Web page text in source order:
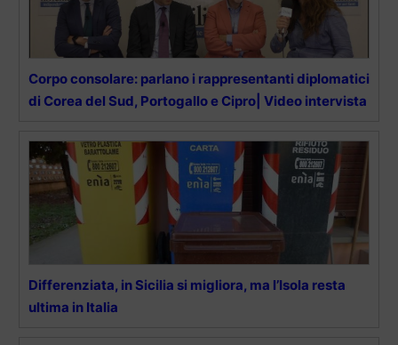
Corpo consolare: parlano i rappresentanti diplomatici
di Corea del Sud, Portogallo e Cipro| Video intervista
Differenziata, in Sicilia si migliora, ma l’Isola resta
ultima in Italia